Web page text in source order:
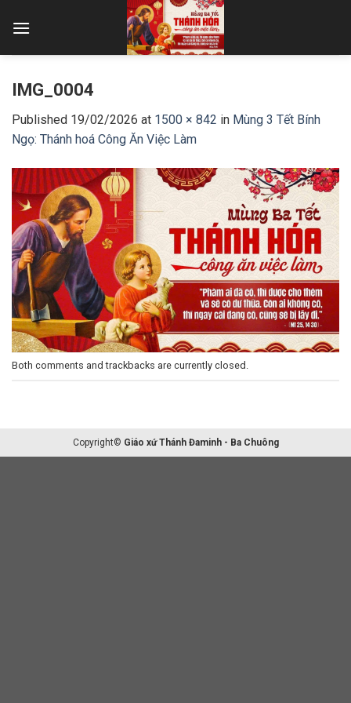
IMG_0004
Published 19/02/2026 at 1500 × 842 in Mùng 3 Tết Bính
Ngọ: Thánh hoá Công Ăn Việc Làm
Both comments and trackbacks are currently closed.
Copyright© Giáo xứ Thánh Đaminh - Ba Chuông